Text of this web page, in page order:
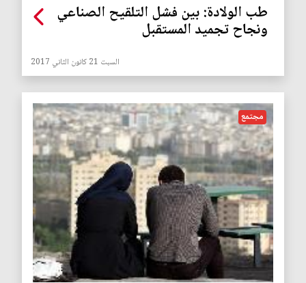
طب الولادة: بين فشل التلقيح الصناعي
ونجاح تجميد المستقبل
السبت 21 كانون الثاني 2017
مجتمع